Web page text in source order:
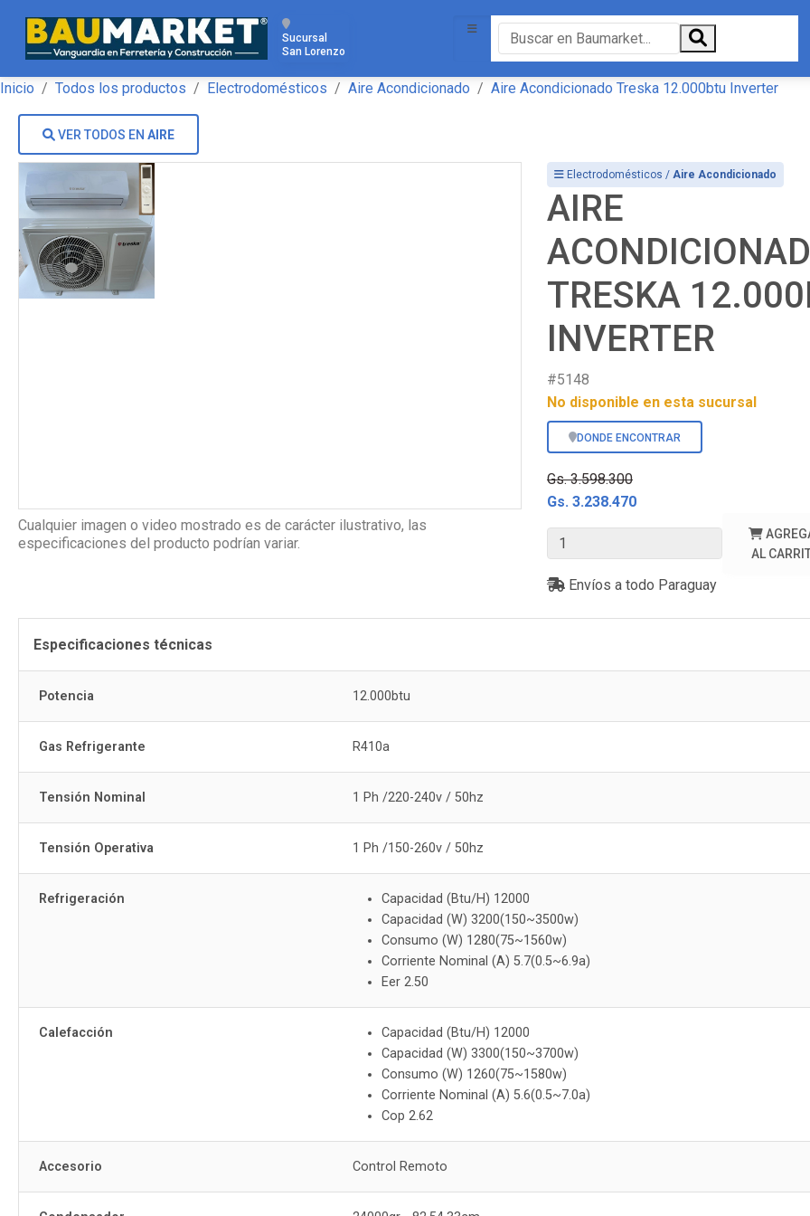
Sucursal
San Lorenzo
Inicio Todos los productos Electrodomésticos Aire Acondicionado Aire Acondicionado Treska 12.000btu Inverter
VER TODOS EN AIRE
Cualquier imagen o video mostrado es de carácter ilustrativo, las
especificaciones del producto podrían variar.
Electrodomésticos / Aire Acondicionado
AIRE
TRESKA
INVERTER
#5148
No disponible en esta sucursal
DONDE ENCONTRAR
Gs. 3.598.300
Gs. 3.238.470
AL
Envíos a todo Paraguay
Especificaciones técnicas
Potencia 12.000btu
Gas Refrigerante R410a
Tensión Nominal 1 Ph /220-240v / 50hz
Tensión Operativa 1 Ph /150-260v / 50hz
Refrigeración
Capacidad (Btu/H) 12000
Capacidad (W) 3200(150~3500w)
Consumo (W) 1280(75~1560w)
Corriente Nominal (A) 5.7(0.5~6.9a)
Eer 2.50
Calefacción
Capacidad (Btu/H) 12000
Capacidad (W) 3300(150~3700w)
Consumo (W) 1260(75~1580w)
Corriente Nominal (A) 5.6(0.5~7.0a)
Cop 2.62
Accesorio Control Remoto